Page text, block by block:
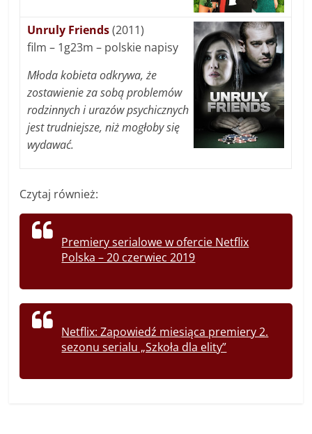
Unruly Friends(2011)
film – 1g23m – polskie napisy
Młoda kobieta odkrywa, że
zostawienie za sobą problemów
rodzinnych i urazów psychicznych
jest trudniejsze, niż mogłoby się
wydawać.
Czytaj również:
Premiery serialowe w ofercie Netflix
Polska – 20 czerwiec 2019
Netflix: Zapowiedź miesiąca premiery 2.
sezonu serialu „Szkoła dla elity”